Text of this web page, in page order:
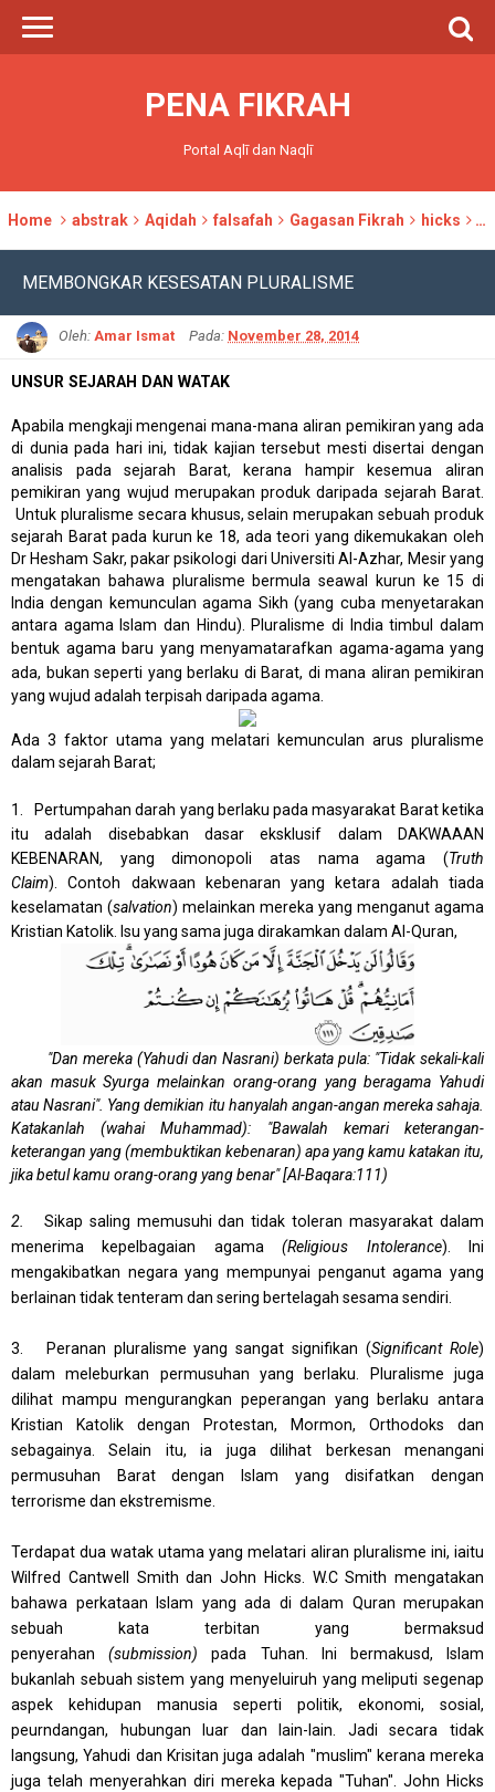
PENA FIKRAH
Portal Aqlī dan Naqlī
Home abstrak Aqidah falsafah Gagasan Fikrah hicks
MEMBONGKAR KESESATAN PLURALISME
Oleh: Amar Ismat Pada: November 28, 2014
UNSUR SEJARAH DAN WATAK
Apabila mengkaji mengenai mana-mana aliran pemikiran yang ada
di dunia pada hari ini, tidak kajian tersebut mesti disertai dengan
analisis pada sejarah Barat, kerana hampir kesemua aliran
pemikiran yang wujud merupakan produk daripada sejarah Barat.
Untuk pluralisme secara khusus, selain merupakan sebuah produk
sejarah Barat pada kurun ke 18, ada teori yang dikemukakan oleh
Dr Hesham Sakr, pakar psikologi dari Universiti Al-Azhar, Mesir yang
mengatakan bahawa pluralisme bermula seawal kurun ke 15 di
India dengan kemunculan agama Sikh (yang cuba menyetarakan
antara agama Islam dan Hindu). Pluralisme di India timbul dalam
bentuk agama baru yang menyamatarafkan agama-agama yang
ada, bukan seperti yang berlaku di Barat, di mana aliran pemikiran
yang wujud adalah terpisah daripada agama.
Ada 3 faktor utama yang melatari kemunculan arus pluralisme
dalam sejarah Barat;
1. Pertumpahan darah yang berlaku pada masyarakat Barat ketika
itu adalah disebabkan dasar eksklusif dalam DAKWAAAN
KEBENARAN, yang dimonopoli atas nama agama (Truth
Claim). Contoh dakwaan kebenaran yang ketara adalah tiada
keselamatan (salvation) melainkan mereka yang menganut agama
Kristian Katolik. Isu yang sama juga dirakamkan dalam Al-Quran,
"Dan mereka (Yahudi dan Nasrani) berkata pula: "Tidak sekali-kali
akan masuk Syurga melainkan orang-orang yang beragama Yahudi
atau Nasrani". Yang demikian itu hanyalah angan-angan mereka sahaja.
Katakanlah (wahai Muhammad): "Bawalah kemari keterangan-
keterangan yang (membuktikan kebenaran) apa yang kamu katakan itu,
jika betul kamu orang-orang yang benar" [Al-Baqara:111)
2. Sikap saling memusuhi dan tidak toleran masyarakat dalam
menerima kepelbagaian agama(Religious Intolerance). Ini
mengakibatkan negara yang mempunyai penganut agama yang
berlainan tidak tenteram dan sering bertelagah sesama sendiri.
3. Peranan pluralisme yang sangat signifikan (Significant Role)
dalam meleburkan permusuhan yang berlaku. Pluralisme juga
dilihat mampu mengurangkan peperangan yang berlaku antara
Kristian Katolik dengan Protestan, Mormon, Orthodoks dan
sebagainya. Selain itu, ia juga dilihat berkesan menangani
permusuhan Barat dengan Islam yang disifatkan dengan
terrorisme dan ekstremisme.
Terdapat dua watak utama yang melatari aliran pluralisme ini, iaitu
Wilfred Cantwell Smith dan John Hicks. W.C Smith mengatakan
bahawa perkataan Islam yang ada di dalam Quran merupakan
sebuah kata terbitan yang bermaksud
penyerahan
(submission)
pada Tuhan. Ini bermakusd, Islam
bukanlah sebuah sistem yang menyeluiruh yang meliputi segenap
aspek kehidupan manusia seperti politik, ekonomi, sosial,
peurndangan, hubungan luar dan lain-lain. Jadi secara tidak
langsung, Yahudi dan Krisitan juga adalah "muslim" kerana mereka
juga telah menyerahkan diri mereka kepada "Tuhan". John Hicks